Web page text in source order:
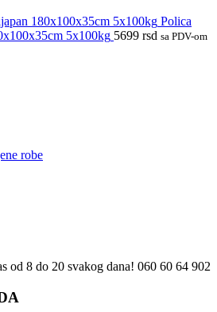
Polica
5x100kg 5699 rsd sa PDV-om
robe
od 8 do 20 svakog dana! 060 60 64 902